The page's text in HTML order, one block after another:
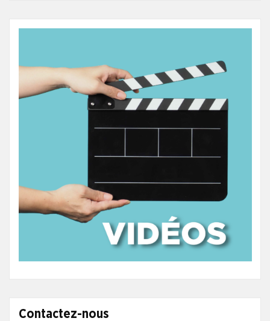
Contactez-nous